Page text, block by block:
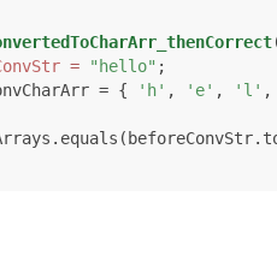
= "hello" ;
= { 'h' , 'e' , 'l'